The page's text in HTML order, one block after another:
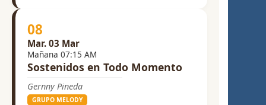
08
Mar. 03 Mar
Mañana 07:15 AM
Sostenidos en Todo Momento
Gernny Pineda
GRUPO MELODY